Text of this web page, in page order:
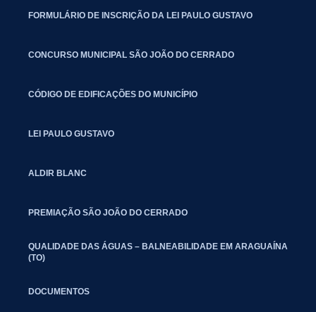
FORMULÁRIO DE INSCRIÇÃO DA LEI PAULO GUSTAVO
CONCURSO MUNICIPAL SÃO JOÃO DO CERRADO
CÓDIGO DE EDIFICAÇÕES DO MUNICÍPIO
LEI PAULO GUSTAVO
ALDIR BLANC
PREMIAÇÃO SÃO JOÃO DO CERRADO
QUALIDADE DAS ÁGUAS – BALNEABILIDADE EM ARAGUAÍNA
(TO)
DOCUMENTOS